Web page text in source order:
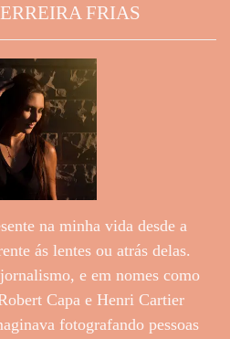
FRIAS
na minha vida desde a
ás lentes ou atrás delas.
e em nomes como
Capa e Henri Cartier
fotografando pessoas